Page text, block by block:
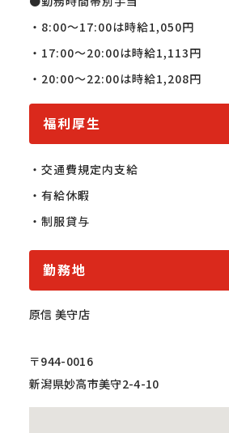
・8:00〜17:00は時給1,050円
・17:00〜20:00は時給1,113円
・20:00〜22:00は時給1,208円
福利厚生
・交通費規定内支給
・有給休暇
・制服貸与
勤務地
原信 美守店
〒944-0016
新潟県妙高市美守2-4-10